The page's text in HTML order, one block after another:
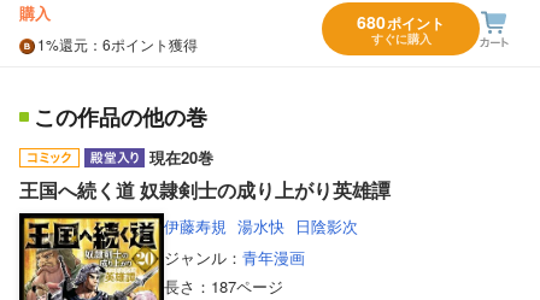
購入
1%還元 ：6ポイント獲得
680ポイント
すぐに購入
この作品の他の巻
現在20巻
王国へ続く道 奴隷剣士の成り上がり英雄譚
伊藤寿規 湯水快 日陰影次
ジャンル： 青年漫画
長さ： 187ページ